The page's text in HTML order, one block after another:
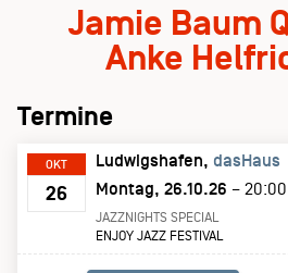
Jamie Baum
Anke
Termine
OKT
26
Ludwigshafen
dasHaus
Montag, 26.10.26 – 20:00
JAZZNIGHTS SPECIAL
ENJOY JAZZ FESTIVAL